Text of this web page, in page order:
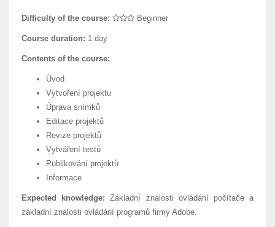
Difficulty of the course: Beginner
Course duration: 1 day
Contents of the course:
Úvod
Vytvoření projektu
Úprava snímků
Editace projektů
Revize projektů
Vytváření testů
Publikování projektů
Informace
Expected knowledge: Základní znalosti ovládání počítače a
základní znalosti ovládání programů firmy Adobe.